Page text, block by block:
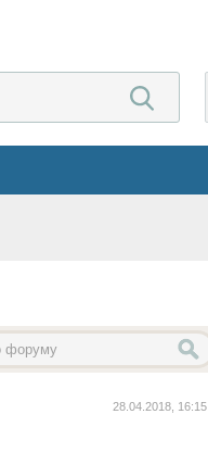
28.04.2018, 16:15